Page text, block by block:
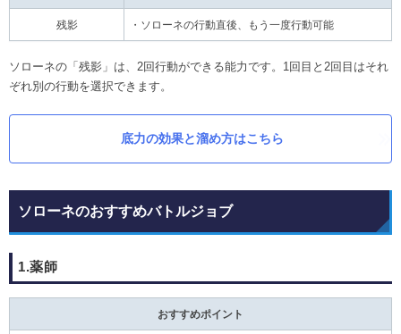
残影 ・ソローネの行動直後、もう一度行動可能
ソローネの「残影」は、2回行動ができる能力です。1回目と2回目はそれ
ぞれ別の行動を選択できます。
底力の効果と溜め方はこちら
ソローネのおすすめバトルジョブ
1.薬師
おすすめポイント